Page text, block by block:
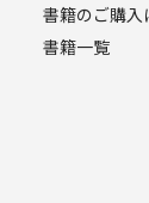
書籍のご購入
書籍一覧